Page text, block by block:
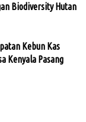
Biodiversity Hutan
Kebun Kas
Kenyala Pasang